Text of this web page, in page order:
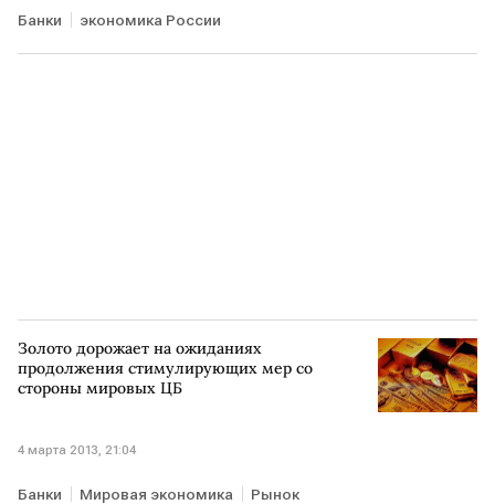
Банки экономика России
Золото дорожает на ожиданиях
продолжения стимулирующих мер со
стороны мировых ЦБ
4 марта 2013, 21:04
Банки Мировая экономика Рынок